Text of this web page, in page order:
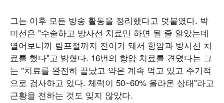
그는 이후 모든 방송 활동을 정리했다고 덧붙였다. 박
미선은 "수술하고 방사선 치료만 하면 될 줄 알았는데
열어보니까 림프절까지 전이가 돼서 항암과 방사선 치
료를 했다"고 밝혔다. 16번의 항암 치료를 견뎠다는 그
는 "치료를 완전히 끝났고 약은 계속 먹고 있고 주기적
으로 검사하고 있다. 체력이 50~60% 올라온 상태"라고
근황을 전하는 것도 잊지 않았다.